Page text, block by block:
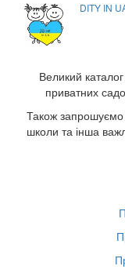
DITY IN
Великий
приватних
Також запрошуємо
школи та інша